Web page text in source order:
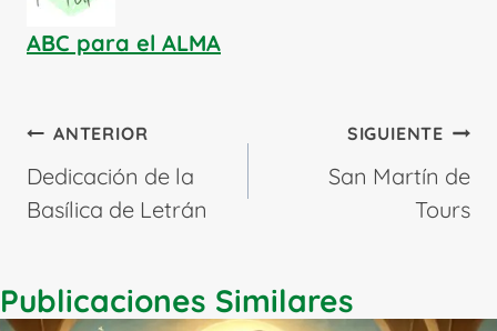
ABC para el ALMA
Navegación
de
entradas
ANTERIOR
Dedicación de la
Basílica de Letrán
SIGUIENTE
San Martín de
Tours
Publicaciones Similares